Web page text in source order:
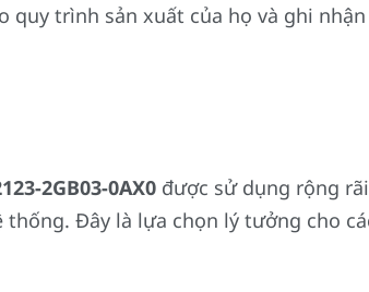
quy trình sản xuất của họ và ghi
2GB03-0AX0 được sử dụng rộng
Đây là lựa chọn lý tưởng cho